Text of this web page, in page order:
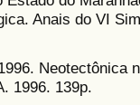
Anais do VI
Neotectônica
1996. 139p.